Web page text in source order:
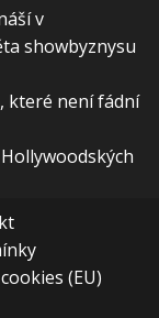
v
showbyznysu
které není fádní
(EU)